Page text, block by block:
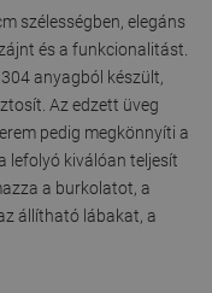
szélességben, elegáns
és a funkcionalitást.
anyagból készült,
Az edzett üveg
pedig megkönnyíti a
lefolyó kiválóan teljesít
a burkolatot, a
állítható lábakat, a